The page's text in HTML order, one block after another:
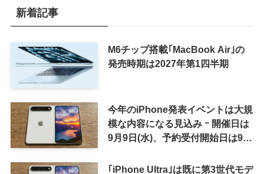
新着記事
M6チップ搭載｢MacBook Air｣の
発売時期は2027年第1四半期
今年のiPhone発表イベントは大規
模な内容になる見込み ｰ 開催日は
9月9日(水)、予約受付開始日は9月
｢iPhone Ultra｣は既に第3世代モデ